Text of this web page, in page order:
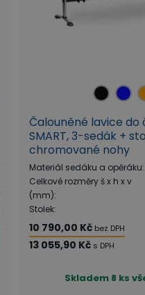
Čalouněné lavice do
SMART, 3-sedák +
chromované nohy
Materiál sedáku a opěráku:
Celkové rozměry š x h x v
(mm):
Stolek:
10 790,00 Kč bez DPH
13 055,90 Kč s DPH
Skladem 8 ks